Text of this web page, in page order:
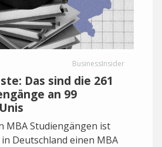
BusinessInsider
Das sind die 261
an 99
MBA Studiengängen ist
Deutschland einen MBA